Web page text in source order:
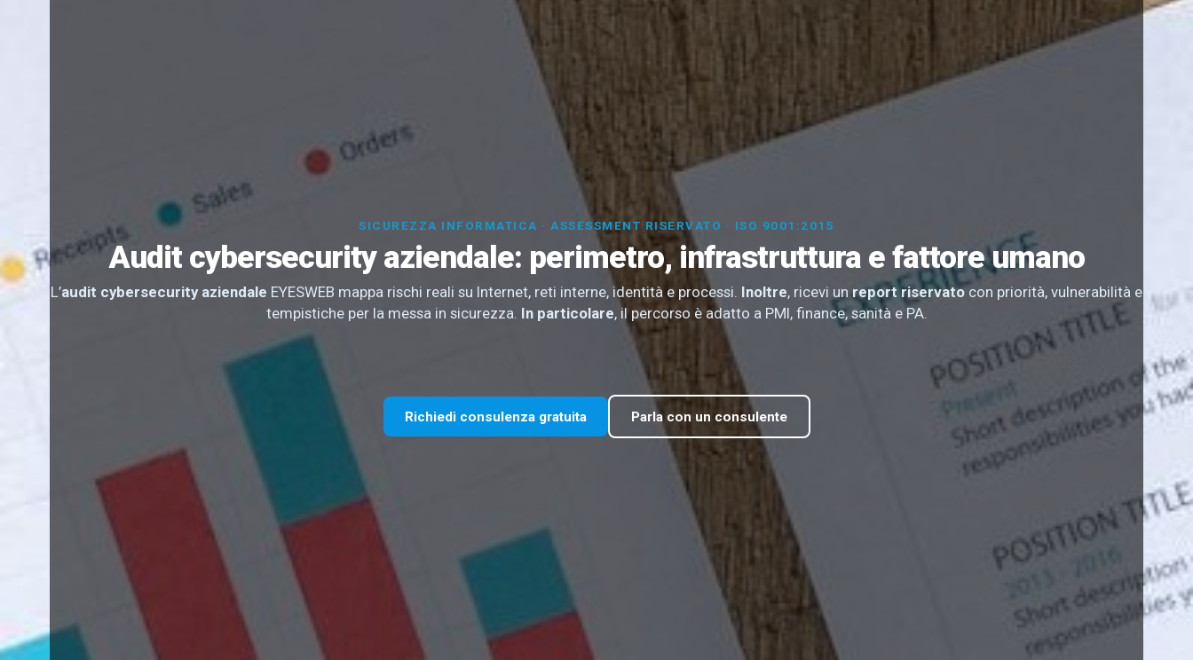
SICUREZZA INFORMATICA · ASSESSMENT RISERVATO · ISO 9001:2015
Audit cybersecurity aziendale: perimetro, infrastruttura e fattore umano
L’audit cybersecurity aziendale EYESWEB mappa rischi reali su Internet, reti interne, identità e processi. Inoltre, ricevi un report riservato con priorità, vulnerabilità e
tempistiche per la messa in sicurezza. In particolare, il percorso è adatto a PMI, finance, sanità e PA.
Richiedi consulenza gratuita Parla con un consulente